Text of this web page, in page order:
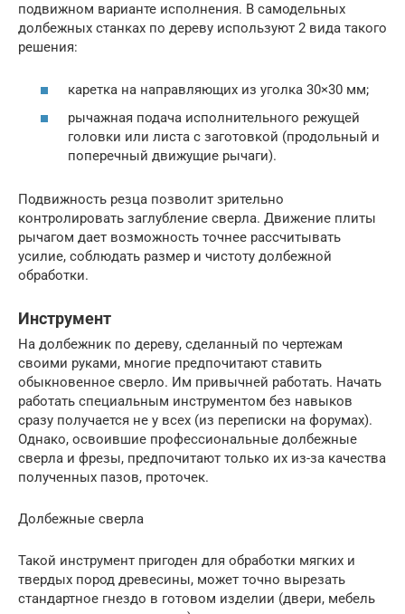
подвижном варианте исполнения. В самодельных
долбежных станках по дереву используют 2 вида такого
решения:
каретка на направляющих из уголка 30×30 мм;
рычажная подача исполнительного режущей
головки или листа с заготовкой (продольный и
поперечный движущие рычаги).
Подвижность резца позволит зрительно
контролировать заглубление сверла. Движение плиты
рычагом дает возможность точнее рассчитывать
усилие, соблюдать размер и чистоту долбежной
обработки.
Инструмент
На долбежник по дереву, сделанный по чертежам
своими руками, многие предпочитают ставить
обыкновенное сверло. Им привычней работать. Начать
работать специальным инструментом без навыков
сразу получается не у всех (из переписки на форумах).
Однако, освоившие профессиональные долбежные
сверла и фрезы, предпочитают только их из-за качества
полученных пазов, проточек.
Долбежные сверла
Такой инструмент пригоден для обработки мягких и
твердых пород древесины, может точно вырезать
стандартное гнездо в готовом изделии (двери, мебель